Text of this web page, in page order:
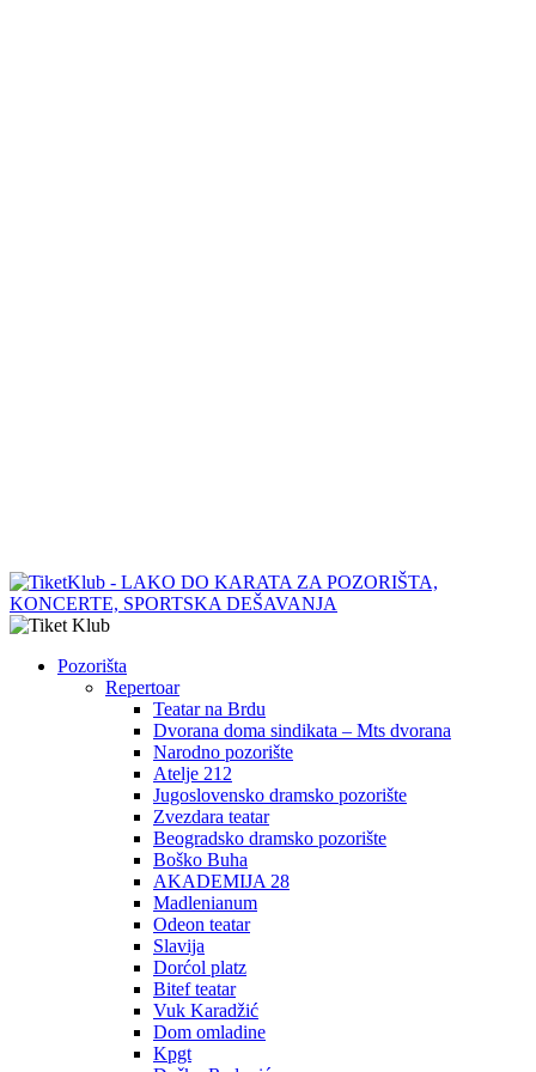
Pozorišta
Repertoar
Teatar na Brdu
Dvorana doma sindikata – Mts dvorana
Narodno pozorište
Atelje 212
Jugoslovensko dramsko pozorište
Zvezdara teatar
Beogradsko dramsko pozorište
Boško Buha
AKADEMIJA 28
Madlenianum
Odeon teatar
Slavija
Dorćol platz
Bitef teatar
Vuk Karadžić
Dom omladine
Kpgt